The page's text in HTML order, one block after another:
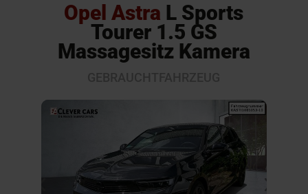
Opel Astra L Sports
Tourer 1.5 GS
Massagesitz Kamera